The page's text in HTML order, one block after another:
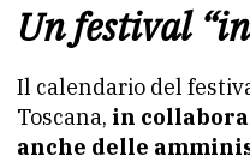
Un festival
Il calendario del
Toscana, in
anche delle